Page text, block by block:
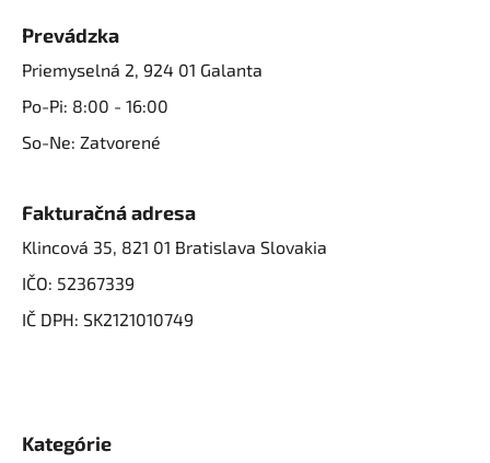
Prevádzka
Priemyselná 2, 924 01 Galanta
Po-Pi: 8:00 - 16:00
So-Ne: Zatvorené
Fakturačná adresa
Klincová 35, 821 01 Bratislava Slovakia
IČO: 52367339
IČ DPH: SK2121010749
Kategórie